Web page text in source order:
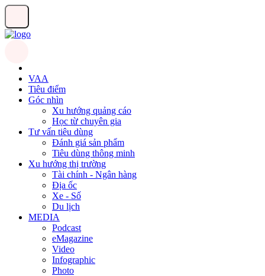
VAA
Tiêu điểm
Góc nhìn
Xu hướng quảng cáo
Học từ chuyên gia
Tư vấn tiêu dùng
Đánh giá sản phẩm
Tiêu dùng thông minh
Xu hướng thị trường
Tài chính - Ngân hàng
Địa ốc
Xe - Số
Du lịch
MEDIA
Podcast
eMagazine
Video
Infographic
Photo